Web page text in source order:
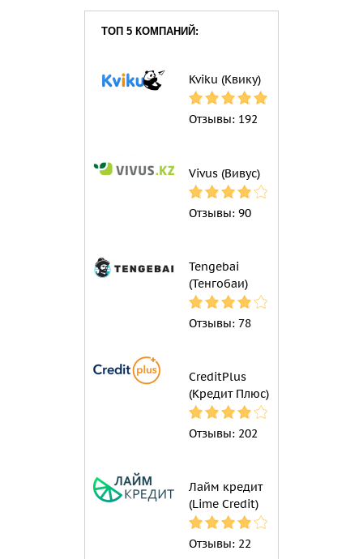
ТОП 5 КОМПАНИЙ:
Kviku (Квику)
Отзывы: 192
Vivus (Вивус)
Отзывы: 90
Tengebai
(Тенгобаи)
Отзывы: 78
CreditPlus
(Кредит Плюс)
Отзывы: 202
Лайм кредит
(Lime Credit)
Отзывы: 22